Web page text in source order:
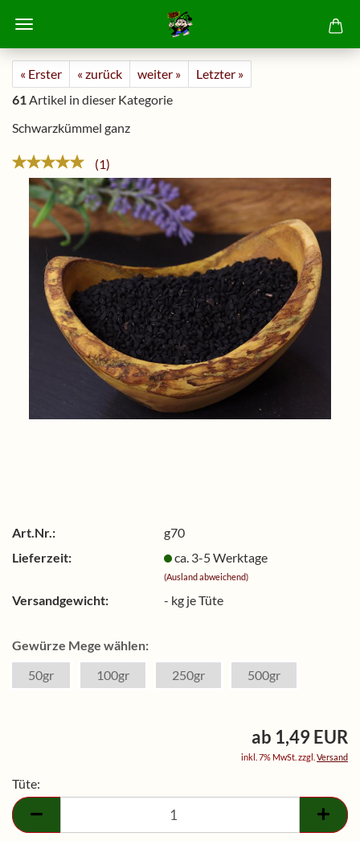
« Erster « zurück weiter »
Letzter »
61Artikel in dieser Kategorie
Schwarzkümmel ganz
1
Art.Nr.:
g70
Lieferzeit:
ca. 3-5 Werktage
(Ausland abweichend)
Versandgewicht: - kg je Tüte
Gewürze Mege wählen:
50gr
100gr 250gr 500gr
ab 1,49 EUR
inkl. 7% MwSt. zzgl. Versand
Tüte:
Tüte